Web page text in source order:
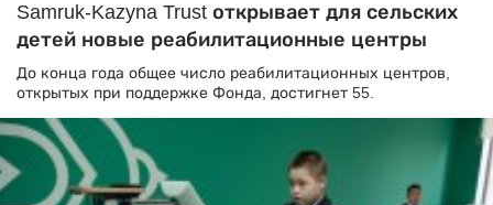
Samruk-Kazyna Trust открывает для сельских
детей новые реабилитационные центры
До конца года общее число реабилитационных центров,
открытых при поддержке Фонда, достигнет 55.